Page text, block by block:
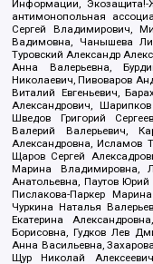
Информации, Экозащита!-
антимонопольная
Сергей Владимирович,
Вадимовна, Чанышева
Туровский Александр
Анна Валерьевна,
Николаевич, Пивоваров
Виталий Евгеньевич,
Александрович,
Шведов Григорий
Валерий Валерьевич,
Александровна, Исламов
Щаров Сергей
Марина Владимировна,
Анатольевна, Паутов
Пислакова-Паркер
Чуркина Наталья
Екатерина
Борисовна, Гудков Лев
Анна Васильевна,
Щур Николай